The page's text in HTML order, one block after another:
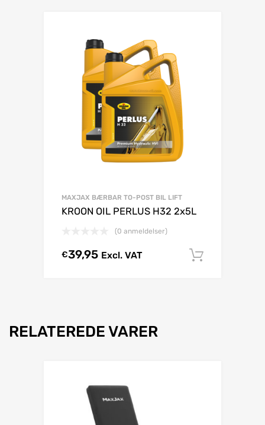
MAXJAX BÆRBAR TO-POST BIL LIFT
KROON OIL PERLUS H32 2x5L
(0 anmeldelser)
€39,95 Excl. VAT
RELATEREDE VARER